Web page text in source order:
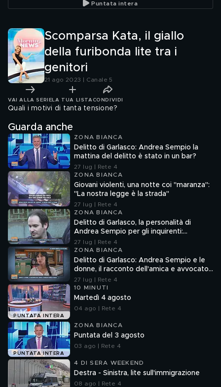
Puntata intera
Scomparsa Kata, il giallo
della furibonda lite tra i
genitori
21 ago 2023 | Canale 5
VAI ALLA SERIE LA TUA LISTA CONDIVIDI
Quali i motivi di tanta tensione?
Guarda anche
ZONA BIANCA
Delitto di Garlasco: Andrea Sempio la
mattina del delitto è stato in un bar?
27 lug | Rete 4
ZONA BIANCA
Giovani violenti, una notte coi "maranza":
"La nostra legge è la strada"
27 lug | Rete 4
ZONA BIANCA
Delitto di Garlasco, la personalità di
Andrea Sempio per gli inquirenti:
"Ossessionato e bugiardo"
27 lug | Rete 4
ZONA BIANCA
Delitto di Garlasco: Andrea Sempio e le
donne, il racconto dell'amica e avvocato
Angela Taccia
27 lug | Rete 4
PUNTATA INTERA
10 MINUTI
Martedì 4 agosto
04 ago | Rete 4
PUNTATA INTERA
ZONA BIANCA
Puntata del 3 agosto
03 ago | Rete 4
4 DI SERA WEEKEND
Destra - Sinistra, lite sull'immigrazione
08 ago | Rete 4